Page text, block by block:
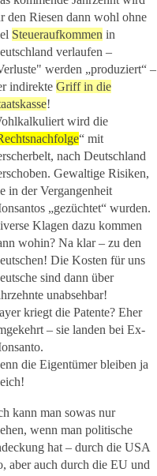
den Riesen dann wohl ohne
Steueraufkommen in
verlaufen –
werden „produziert“ –
indirekte Griff in die
!
wird die
“ mit
nach Deutschland
Gewaltige Risiken,
in der Vergangenheit
„gezüchtet“ wurden.
Klagen dazu kommen
wohin? Na klar – zu den
Die Kosten für uns
sind dann über
unabsehbar!
kriegt die Patente? Eher
– sie landen bei Ex-
die Eigentümer bleiben ja
kann man sowas nur
wenn man politische
hat – durch die USA
aber auch durch die EU und